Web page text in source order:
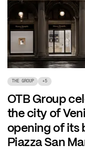
THE GROUP +5
OTB Group
the city of
opening of its
Piazza San